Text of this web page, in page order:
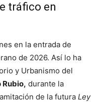
tráfico en
en la entrada de
de 2026. Así lo ha
y Urbanismo del
Rubio, durante la
de la futura Ley